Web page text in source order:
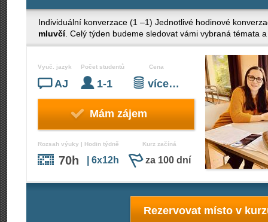
Individuální konverzace (1 –1) Jednotlivé hodinové
mluvčí. Celý týden budeme sledovat vámi vybraná témata
Vyuč. jazyk
AJ
Počet studentů
1-1
Cena
více…
Mám zájem
Rozsah výuky | Hodin týdně
70h | 6x12h
Kurz začíná
za 100 dní
Rezervovat místo v